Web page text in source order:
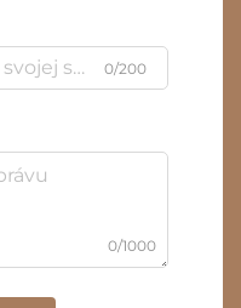
0/200
0/1000